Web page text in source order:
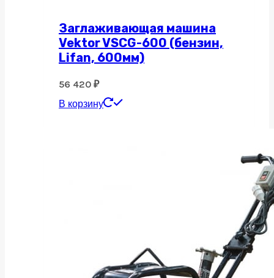
Заглаживающая машина
Vektor VSCG-600 (бензин,
Lifan, 600мм)
56 420 ₽
В корзину